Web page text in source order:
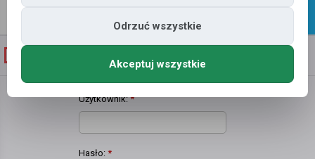
Użytkownik:*
Hasło: *
Odrzuć wszystkie
Akceptuj wszystkie